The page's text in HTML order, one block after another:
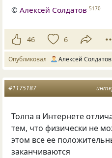
©Алексей Солдатов 5170
46 6
Опубликовал Алексей Солдатов
#1175187
Толпа в Интернете
тем, что физически не
этом все ее
заканчиваются